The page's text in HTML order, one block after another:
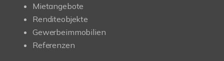
Mietangebote
Renditeobjekte
Gewerbeimmobilien
Referenzen